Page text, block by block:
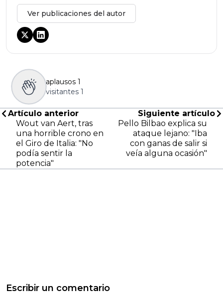
Ver publicaciones del autor
aplausos 1
visitantes 1
Artículo anterior
Wout van Aert, tras
una horrible crono en
el Giro de Italia: "No
podía sentir la
potencia"
Siguiente artículo
Pello Bilbao explica su
ataque lejano: "Iba
con ganas de salir si
veía alguna ocasión"
Escribir un comentario